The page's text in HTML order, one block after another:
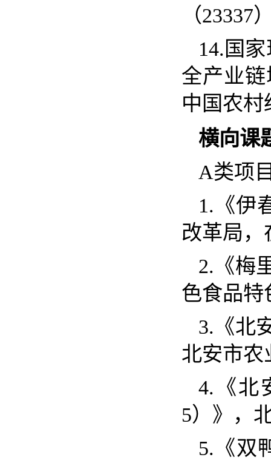
（23337
14. 国
全产业
中国农
横向课
A类
1. 《
改革局
2. 《梅
色食品
3. 《北
北安市
4. 《
5）》
5. 《